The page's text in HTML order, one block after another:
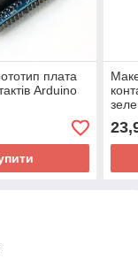
плата
Arduino